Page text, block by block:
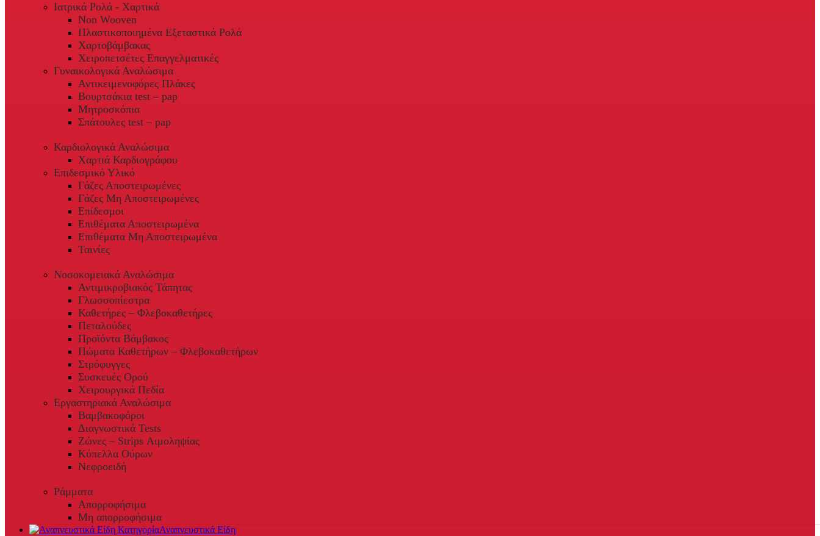
Ιατρικά Ρολά - Χαρτικά
Non Wooven
Πλαστικοποιημένα Εξεταστικά Ρολά
Χαρτοβάμβακας
Χειροπετσέτες Επαγγελματικές
Γυναικολογικά Αναλώσιμα
Αντικειμενοφόρες Πλάκες
Βουρτσάκια test – pap
Μητροσκόπια
Σπάτουλες test – pap
Καρδιολογικά Αναλώσιμα
Χαρτιά Καρδιογράφου
Επιδεσμικό Υλικό
Γάζες Αποστειρωμένες
Γάζες Μη Αποστειρωμένες
Επίδεσμοι
Επιθέματα Αποστειρωμένα
Επιθέματα Μη Αποστειρωμένα
Ταινίες
Νοσοκομειακά Αναλώσιμα
Αντιμικροβιακός Τάπητας
Γλωσσοπίεστρα
Καθετήρες – Φλεβοκαθετήρες
Πεταλούδες
Προϊόντα Βάμβακος
Πώματα Καθετήρων – Φλεβοκαθετήρων
Στρόφυγγες
Συσκευές Ορού
Χειρουργικά Πεδία
Εργαστηριακά Αναλώσιμα
Βαμβακοφόροι
Διαγνωστικά Tests
Ζώνες – Strips Αιμοληψίας
Κύπελλα Ούρων
Νεφροειδή
Ράμματα
Απορροφήσιμα
Μη απορροφήσιμα
Αναπνευστικά Είδη